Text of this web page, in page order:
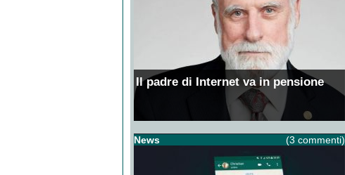
Il padre di Internet va in pensione
News (3 commenti)